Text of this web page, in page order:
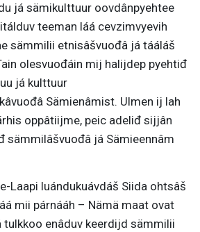
já sämikulttuur oovdânpyehtee
teeman láá cevzimvyevih
sämmilii etnisâšvuođâ já tááláš
olesvuođáin mij halijdep pyehtiđ
já kulttuur
Sämienâmist. Ulmen ij lah
oppâtiijme, peic adeliđ sijjân
sämmilâšvuođâ já Sämieennâm
Laapi luándukuávdáš Siida ohtsâš
mii párnááh – Nämä maat ovat
tulkkoo enâduv keerdijd sämmilii